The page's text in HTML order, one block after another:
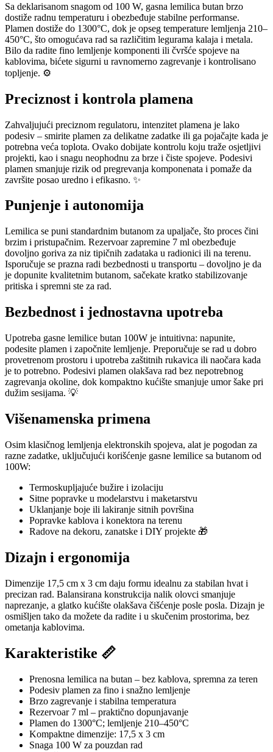
Sa deklarisanom snagom od 100 W, gasna lemilica butan brzo
dostiže radnu temperaturu i obezbeđuje stabilne performanse.
Plamen dostiže do 1300°C, dok je opseg temperature lemljenja 210–
450°C, što omogućava rad sa različitim legurama kalaja i metala.
Bilo da radite fino lemljenje komponenti ili čvršće spojeve na
kablovima, bićete sigurni u ravnomerno zagrevanje i kontrolisano
topljenje. ⚙️
Preciznost i kontrola plamena
Zahvaljujući preciznom regulatoru, intenzitet plamena je lako
podesiv – smirite plamen za delikatne zadatke ili ga pojačajte kada je
potrebna veća toplota. Ovako dobijate kontrolu koju traže osjetljivi
projekti, kao i snagu neophodnu za brze i čiste spojeve. Podesivi
plamen smanjuje rizik od pregrevanja komponenata i pomaže da
završite posao uredno i efikasno. ✨
Punjenje i autonomija
Lemilica se puni standardnim butanom za upaljače, što proces čini
brzim i pristupačnim. Rezervoar zapremine 7 ml obezbeđuje
dovoljno goriva za niz tipičnih zadataka u radionici ili na terenu.
Isporučuje se prazna radi bezbednosti u transportu – dovoljno je da
je dopunite kvalitetnim butanom, sačekate kratko stabilizovanje
pritiska i spremni ste za rad.
Bezbednost i jednostavna upotreba
Upotreba gasne lemilice butan 100W je intuitivna: napunite,
podesite plamen i započnite lemljenje. Preporučuje se rad u dobro
provetrenom prostoru i upotreba zaštitnih rukavica ili naočara kada
je to potrebno. Podesivi plamen olakšava rad bez nepotrebnog
zagrevanja okoline, dok kompaktno kućište smanjuje umor šake pri
dužim sesijama. 💡
Višenamenska primena
Osim klasičnog lemljenja elektronskih spojeva, alat je pogodan za
razne zadatke, uključujući korišćenje gasne lemilice sa butanom od
100W:
Termoskupljajuće bužire i izolaciju
Sitne popravke u modelarstvu i maketarstvu
Uklanjanje boje ili lakiranje sitnih površina
Popravke kablova i konektora na terenu
Radove na dekoru, zanatske i DIY projekte 🎁
Dizajn i ergonomija
Dimenzije 17,5 cm x 3 cm daju formu idealnu za stabilan hvat i
precizan rad. Balansirana konstrukcija nalik olovci smanjuje
naprezanje, a glatko kućište olakšava čišćenje posle posla. Dizajn je
osmišljen tako da možete da radite i u skučenim prostorima, bez
ometanja kablovima.
Karakteristike 📏
Prenosna lemilica na butan – bez kablova, spremna za teren
Podesiv plamen za fino i snažno lemljenje
Brzo zagrevanje i stabilna temperatura
Rezervoar 7 ml – praktično dopunjavanje
Plamen do 1300°C; lemljenje 210–450°C
Kompaktne dimenzije: 17,5 x 3 cm
Snaga 100 W za pouzdan rad